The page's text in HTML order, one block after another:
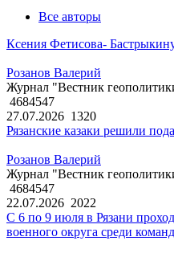
Все авторы
Ксения Фетисова-
Розанов Валерий
Журнал "Вестник
4684547
27.07.2026 1320
Рязанские казаки решили
Розанов Валерий
Журнал "Вестник
4684547
22.07.2026 2022
С 6 по 9 июля в Рязани
военного округа среди